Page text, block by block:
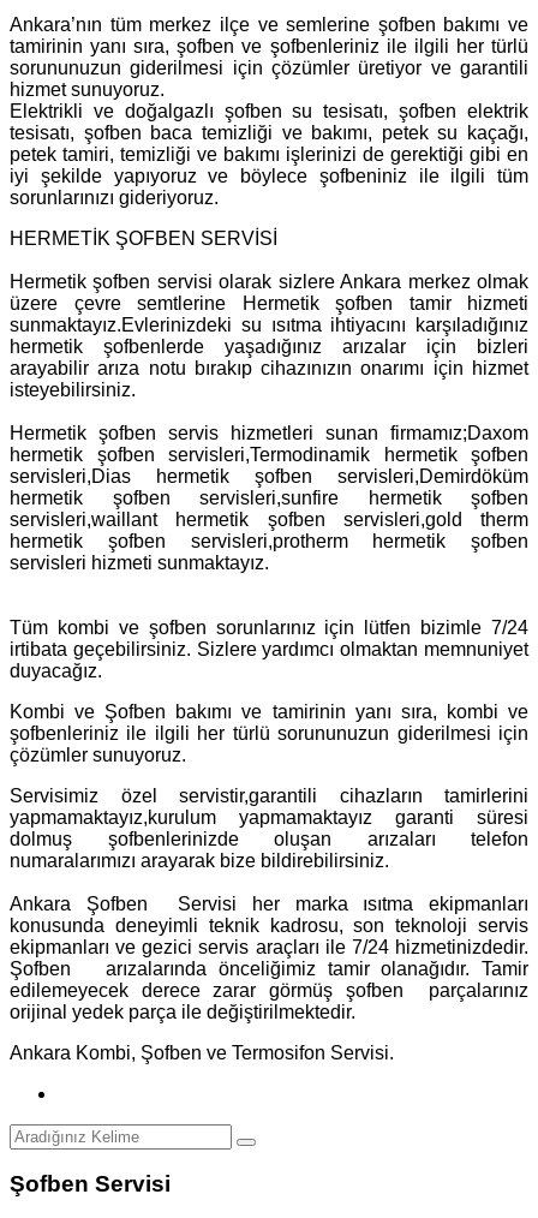
Ankara’nın tüm merkez ilçe ve semlerine şofben bakımı ve
tamirinin yanı sıra, şofben ve şofbenleriniz ile ilgili her türlü
sorununuzun giderilmesi için çözümler üretiyor ve garantili
hizmet sunuyoruz.
Elektrikli ve doğalgazlı şofben su tesisatı, şofben elektrik
tesisatı, şofben baca temizliği ve bakımı, petek su kaçağı,
petek tamiri, temizliği ve bakımı işlerinizi de gerektiği gibi en
iyi şekilde yapıyoruz ve böylece şofbeniniz ile ilgili tüm
sorunlarınızı gideriyoruz.
HERMETİK ŞOFBEN SERVİSİ
Hermetik şofben servisi olarak sizlere Ankara merkez olmak
üzere çevre semtlerine Hermetik şofben tamir hizmeti
sunmaktayız.Evlerinizdeki su ısıtma ihtiyacını karşıladığınız
hermetik şofbenlerde yaşadığınız arızalar için bizleri
arayabilir arıza notu bırakıp cihazınızın onarımı için hizmet
isteyebilirsiniz.
Hermetik şofben servis hizmetleri sunan firmamız;Daxom
hermetik şofben servisleri,Termodinamik hermetik şofben
servisleri,Dias hermetik şofben servisleri,Demirdöküm
hermetik şofben servisleri,sunfire hermetik şofben
servisleri,waillant hermetik şofben servisleri,gold therm
hermetik şofben servisleri,protherm hermetik şofben
servisleri hizmeti sunmaktayız.
Tüm kombi ve şofben sorunlarınız için lütfen bizimle 7/24
irtibata geçebilirsiniz. Sizlere yardımcı olmaktan memnuniyet
duyacağız.
Kombi ve Şofben bakımı ve tamirinin yanı sıra, kombi ve
şofbenleriniz ile ilgili her türlü sorununuzun giderilmesi için
çözümler sunuyoruz.
Servisimiz özel servistir,garantili cihazların tamirlerini
yapmamaktayız,kurulum yapmamaktayız garanti süresi
dolmuş şofbenlerinizde oluşan arızaları telefon
numaralarımızı arayarak bize bildirebilirsiniz.
Ankara Şofben Servisi her marka ısıtma ekipmanları
konusunda deneyimli teknik kadrosu, son teknoloji servis
ekipmanları ve gezici servis araçları ile 7/24 hizmetinizdedir.
Şofben arızalarında önceliğimiz tamir olanağıdır. Tamir
edilemeyecek derece zarar görmüş şofben parçalarınız
orijinal yedek parça ile değiştirilmektedir.
Ankara Kombi, Şofben ve Termosifon Servisi.
Şofben Servisi